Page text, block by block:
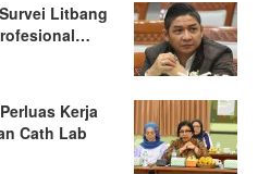
Litbang
Kerja
Cath Lab